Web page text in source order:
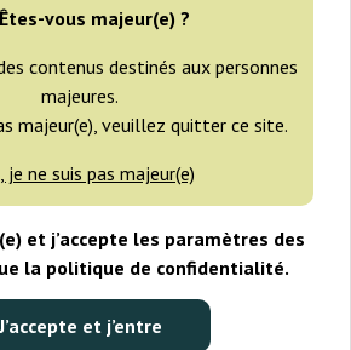
Êtes-vous majeur(e) ?
contenus destinés aux personnes
majeures.
majeur(e), veuillez quitter ce site.
je ne suis pas majeur(e)
et j’accepte les paramètres des
la politique de confidentialité.
et j’entre